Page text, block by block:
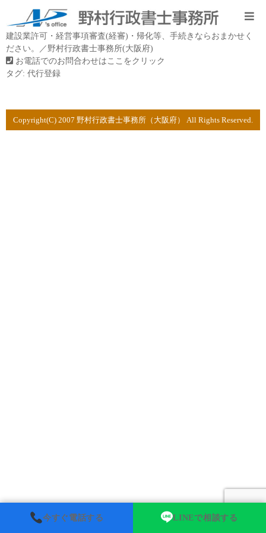
建設業許可・経営事項審査(経審)・帰化等、手続きならおまかせく
ださい。／野村行政書士事務所(大阪府)
お電話でのお問合わせはここをクリック
タグ: 代行登録
Copyright(C) 2007 野村行政書士事務所（大阪府） All Rights Reserved.
今すぐ電話する LINEで相談する